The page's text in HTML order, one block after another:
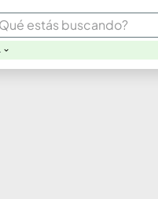
buscando?